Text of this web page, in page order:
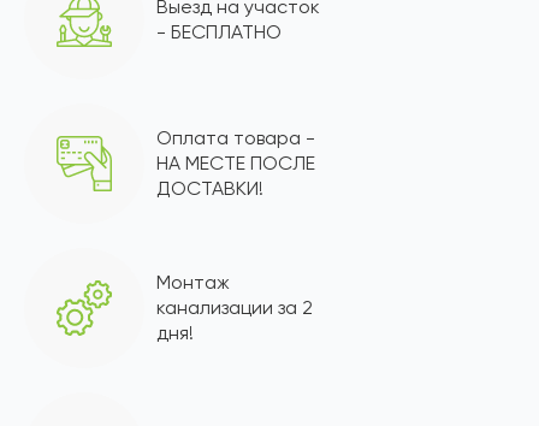
Выезд на участок
- БЕСПЛАТНО
Оплата товара -
НА МЕСТЕ ПОСЛЕ
ДОСТАВКИ!
Монтаж
канализации за 2
дня!